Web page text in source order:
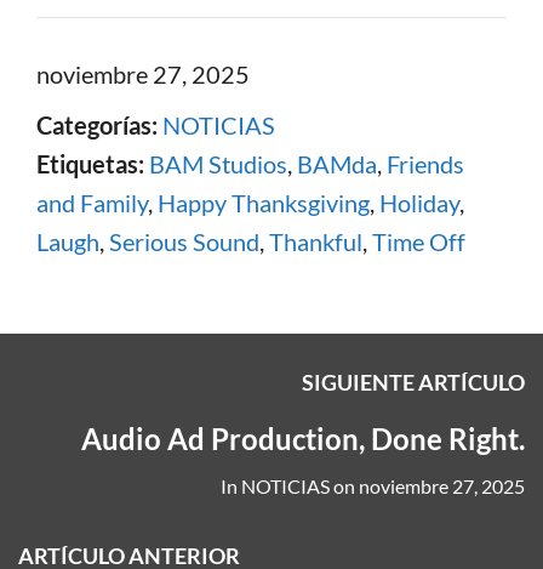
noviembre 27, 2025
Categorías: NOTICIAS
Etiquetas: BAM Studios BAMda Friends
and Family, Happy Thanksgiving Holiday,
Laugh Serious Sound Thankful Time Off
SIGUIENTE ARTÍCULO
Audio Ad Production, Done Right.
In NOTICIASon noviembre 27, 2025
ARTÍCULO ANTERIOR